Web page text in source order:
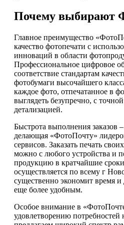
Почему выбирают
Главное преимущество
качество фотопечати с
инноваций в области
Профессиональное цифровое
соответствие стандартам
фотобумаги высочайшего
каждое фото, отпечатанное в
выглядеть безупречно, с
детализацией.
Быстрота выполнения заказов
делающая «ФотоПочту»
сервисов. Заказать печать
можно с любого устройства и
продукцию в кратчайшие
осуществляется по всему г
существенно экономит время и
еще более удобным.
Особое внимание в
удовлетворению